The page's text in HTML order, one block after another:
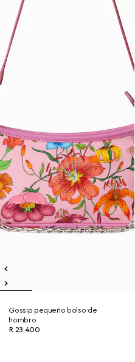
Gossip pequeño bolso de
hombro
R 23 400